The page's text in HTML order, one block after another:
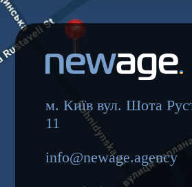
м. Київ вул. Шота
11
info@newage.agency